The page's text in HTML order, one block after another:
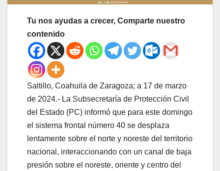
Tu nos ayudas a crecer, Comparte nuestro
contenido
Saltillo, Coahuila de Zaragoza; a 17 de marzo
de 2024.- La Subsecretaría de Protección Civil
del Estado (PC) informó que para este domingo
el sistema frontal número 40 se desplaza
lentamente sobre el norte y noreste del territorio
nacional, interaccionando con un canal de baja
presión sobre el noreste, oriente y centro del